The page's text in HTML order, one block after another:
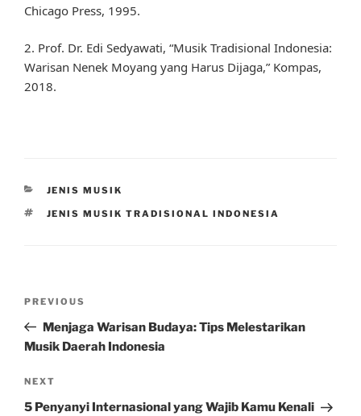
Chicago Press, 1995.
2. Prof. Dr. Edi Sedyawati, “Musik Tradisional Indonesia:
Warisan Nenek Moyang yang Harus Dijaga,” Kompas,
2018.
CATEGORIES
JENIS MUSIK
TAGS
JENIS MUSIK TRADISIONAL INDONESIA
Previous
Post
PREVIOUS
Menjaga Warisan Budaya: Tips Melestarikan
Musik Daerah Indonesia
Next
Post
NEXT
5 Penyanyi Internasional yang Wajib Kamu Kenali